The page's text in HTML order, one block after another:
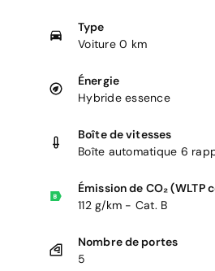
Type
Voiture 0 km
Énergie
Hybride essence
Boîte de vitesses
Boîte automatique 6
Émission de CO₂ (WLTP
112 g/km - Cat. B
Nombre de portes
5